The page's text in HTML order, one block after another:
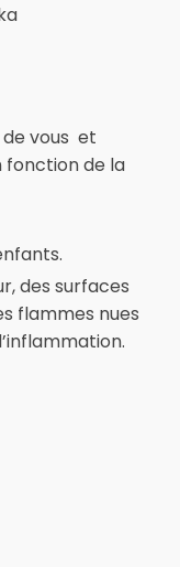
de vous et
fonction de la
des surfaces
flammes nues